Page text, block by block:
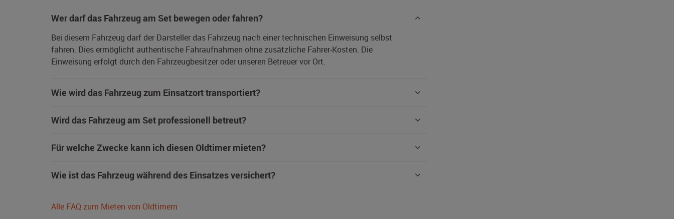
Wer darf das Fahrzeug am Set bewegen oder fahren?
Bei diesem Fahrzeug darf der Darsteller das Fahrzeug nach einer technischen Einweisung selbst
fahren. Dies ermöglicht authentische Fahraufnahmen ohne zusätzliche Fahrer-Kosten. Die
Einweisung erfolgt durch den Fahrzeugbesitzer oder unseren Betreuer vor Ort.
Wie wird das Fahrzeug zum Einsatzort transportiert?
Wird das Fahrzeug am Set professionell betreut?
Für welche Zwecke kann ich diesen Oldtimer mieten?
Wie ist das Fahrzeug während des Einsatzes versichert?
Alle FAQ zum Mieten von Oldtimern